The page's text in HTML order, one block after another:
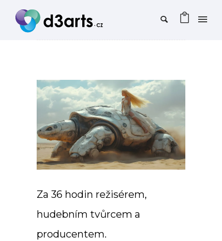
Za 36 hodin režisérem,
hudebním tvůrcem a
producentem.